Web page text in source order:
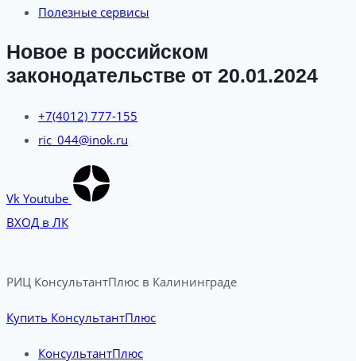
Полезные сервисы
Новое в российском
законодательстве от 20.01.2024
+7(4012) 777-155
ric_044@inok.ru
Vk Youtube
ВХОД в ЛК
РИЦ КонсультантПлюс в Калининграде​
Купить КонсультантПлюс
КонсультантПлюс